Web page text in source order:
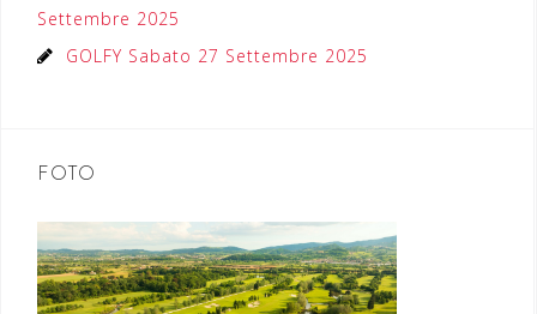
Settembre 2025
GOLFY Sabato 27 Settembre 2025
FOTO